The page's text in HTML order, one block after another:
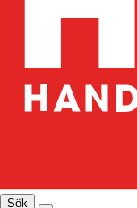
Sök